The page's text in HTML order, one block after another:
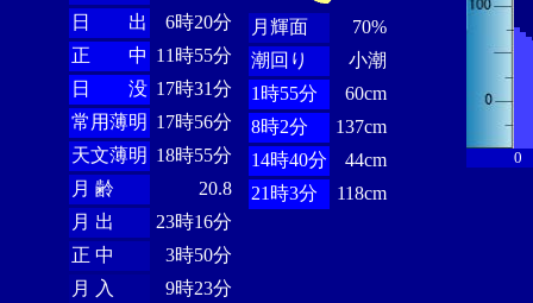
日 出
6時20分
正 中 11時55分
日 没 17時31分
常用薄明 17時56分
天文薄明 18時55分
月 齢
20.8
月 出
23時16分
正 中
3時50分
月 入
9時23分
月輝面
70%
潮回り
小潮
1時55分
60cm
8時2分
137cm
14時40分
44cm
21時3分
118cm
0